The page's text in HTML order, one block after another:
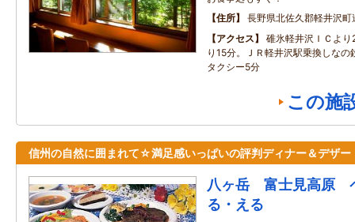
住所
長野県北佐久郡軽井沢
アクセス
碓氷軽井沢ＩＣよ
り15分。ＪＲ軽井沢駅乗換しなの
タクシー5分
この施
信州の自然に囲まれて☆満足感いっぱいの評判ディナー＆デザー
八ヶ岳 富士見高原
る・える